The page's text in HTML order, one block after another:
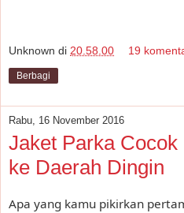
Unknown di 20.58.00 19
Berbagi
Rabu, 16 November 2016
Jaket Parka
ke Daerah Dingin
Apa yang kamu pikirkan